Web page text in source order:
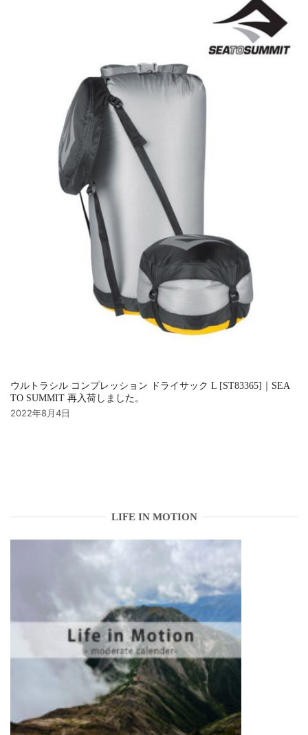
ウルトラシル コンプレッション ドライサック L [ST83365]｜SEA
TO SUMMIT 再入荷しました。
2022年8月4日
LIFE IN MOTION